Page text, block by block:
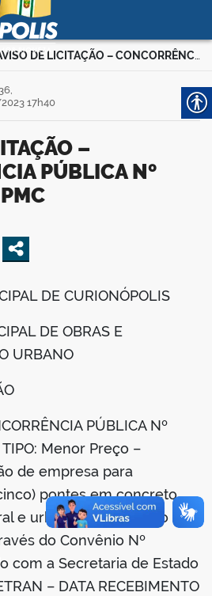
Municipal de
AVISO DE LICITAÇÃO – CONCORRÊNCIA PÚBLICA Nº 3/2023-005-PMC
PÚBLICA Nº
17h40
DE CURIONÓPOLIS
DE OBRAS E
URBANO
PÚBLICA Nº
Menor Preço –
de empresa para
pontes em concreto
e urbana no município de
do Convênio Nº
com a Secretaria de Estado
– DATA RECEBIMENTO